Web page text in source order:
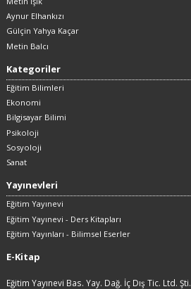
Aynur Elhankızı
Gülçin Yahya Kaçar
Metin Balcı
Kategoriler
Eğitim Bilimleri
Ekonomi
Bilgisayar Bilimi
Psikoloji
Sosyoloji
Sanat
Yayınevleri
Eğitim Yayınevi
Eğitim Yayınevi - Ders Kitapları
Eğitim Yayınları - Bilimsel Eserler
E-Kitap
Eğitim Yayınevi Bas. Yay. Dağ. İç Dış Tic. Ltd. Şti.